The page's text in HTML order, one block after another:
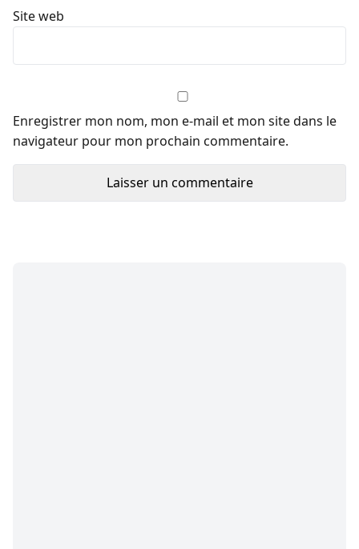
Site web
Enregistrer mon nom, mon e-mail et mon site dans le
navigateur pour mon prochain commentaire.